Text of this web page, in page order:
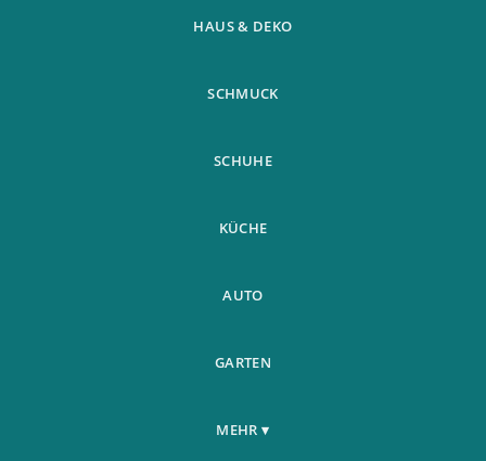
HAUS & DEKO
SCHMUCK
SCHUHE
KÜCHE
AUTO
GARTEN
MEHR ▾
Loschen Zeichnu